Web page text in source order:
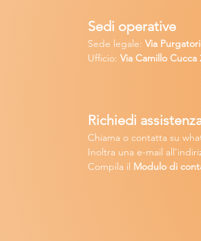
Sedi operative
Sede legale:Via
Ufficio:Via Camillo Cucca
Richiedi
Chiama o contatta su
Inoltra una e-mail
Compila il Modulo di